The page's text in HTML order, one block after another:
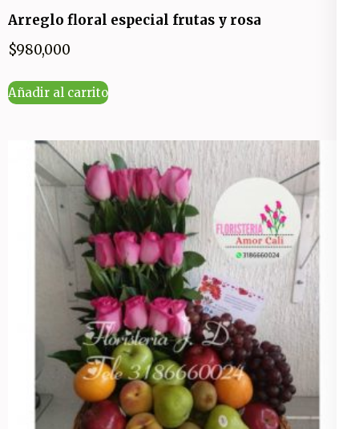
Arreglo floral especial frutas y rosa
$980,000
Añadir al carrito